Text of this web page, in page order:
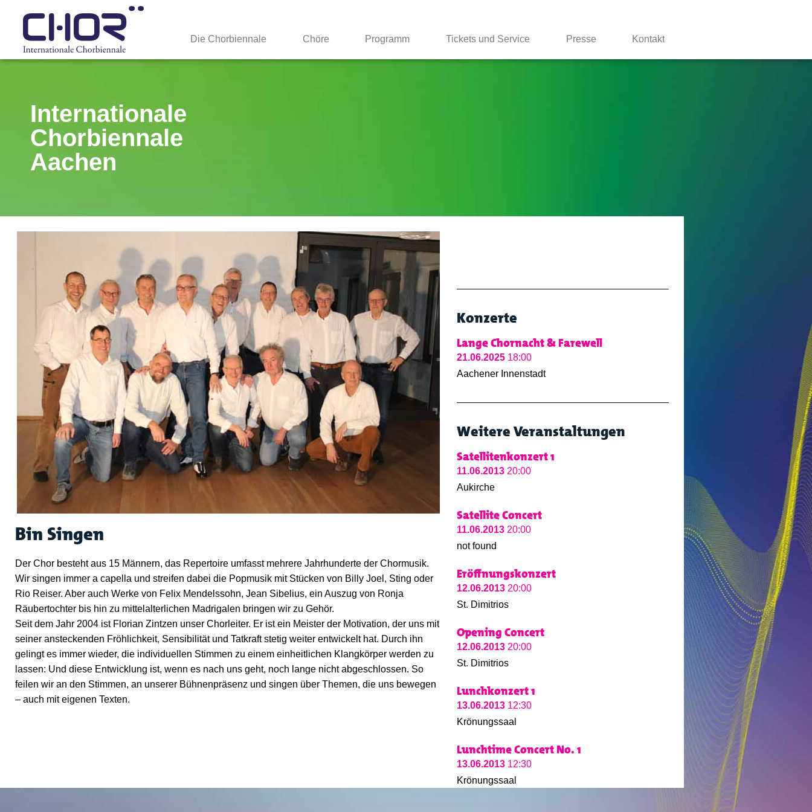
Die Chorbiennale Chöre Programm Tickets und Service Presse Kontakt
Internationale
Chorbiennale
Aachen
Bin Singen
Der Chor besteht aus 15 Männern, das Repertoire umfasst mehrere Jahrhunderte der Chormusik.
Wir singen immer a capella und streifen dabei die Popmusik mit Stücken von Billy Joel, Sting oder
Rio Reiser. Aber auch Werke von Felix Mendelssohn, Jean Sibelius, ein Auszug von Ronja
Räubertochter bis hin zu mittelalterlichen Madrigalen bringen wir zu Gehör.
Seit dem Jahr 2004 ist Florian Zintzen unser Chorleiter. Er ist ein Meister der Motivation, der uns mit
seiner ansteckenden Fröhlichkeit, Sensibilität und Tatkraft stetig weiter entwickelt hat. Durch ihn
gelingt es immer wieder, die individuellen Stimmen zu einem einheitlichen Klangkörper werden zu
lassen: Und diese Entwicklung ist, wenn es nach uns geht, noch lange nicht abgeschlossen. So
feilen wir an den Stimmen, an unserer Bühnenpräsenz und singen über Themen, die uns bewegen
– auch mit eigenen Texten.
Konzerte
Lange Chornacht & Farewell
21.06.202518:00
Aachener Innenstadt
Weitere Veranstaltungen
Satellitenkonzert 1
11.06.201320:00
Aukirche
Satellite Concert
11.06.201320:00
not found
Eröffnungskonzert
12.06.201320:00
St. Dimitrios
Opening Concert
12.06.201320:00
St. Dimitrios
Lunchkonzert 1
13.06.201312:30
Krönungssaal
Lunchtime Concert No. 1
13.06.201312:30
Krönungssaal